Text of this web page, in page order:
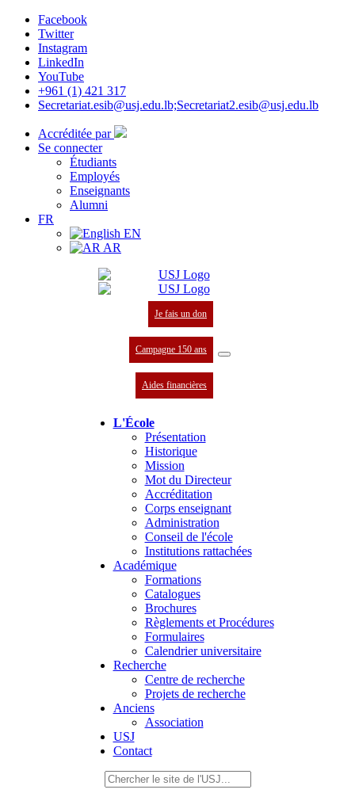
Facebook
Twitter
Instagram
LinkedIn
YouTube
+961 (1) 421 317
Secretariat.esib@usj.edu.lb;Secretariat2.esib@usj.edu.lb
Accréditée par
Se connecter
Étudiants
Employés
Enseignants
Alumni
FR
EN
AR
Je fais un don
Campagne 150 ans
Aides financières
L'École
Présentation
Historique
Mission
Mot du Directeur
Accréditation
Corps enseignant
Administration
Conseil de l'école
Institutions rattachées
Académique
Formations
Catalogues
Brochures
Règlements et Procédures
Formulaires
Calendrier universitaire
Recherche
Centre de recherche
Projets de recherche
Anciens
Association
USJ
Contact